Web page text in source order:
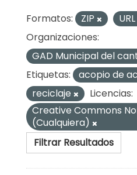
Formatos: ZIP URL
Organizaciones:
GAD Municipal del
Etiquetas:
acopio de
reciclaje
Licencias:
Creative Commons
(Cualquiera)
Filtrar Resultados